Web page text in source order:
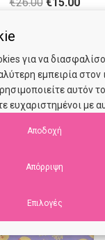
€26.00.
στο καλάθι
για να
εμπειρία στον
αυτόν
ευχαριστημένοι με
Αποδοχή
Απόρριψη
Επιλογές